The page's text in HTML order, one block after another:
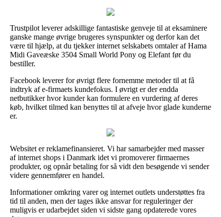
Trustpilot leverer adskillige fantastiske genveje til at eksaminere
ganske mange øvrige brugeres synspunkter og derfor kan det
være til hjælp, at du tjekker internet selskabets omtaler af Hama
Midi Gaveæske 3504 Small World Pony og Elefant før du
bestiller.
Facebook leverer for øvrigt flere fornemme metoder til at få
indtryk af e-firmaets kundefokus. I øvrigt er der endda
netbutikker hvor kunder kan formulere en vurdering af deres
køb, hvilket tilmed kan benyttes til at afveje hvor glade kunderne
er.
Websitet er reklamefinansieret. Vi har samarbejder med masser
af internet shops i Danmark idet vi promoverer firmaernes
produkter, og opnår betaling for så vidt den besøgende vi sender
videre gennemfører en handel.
Informationer omkring varer og internet outlets understøttes fra
tid til anden, men der tages ikke ansvar for reguleringer der
muligvis er udarbejdet siden vi sidste gang opdaterede vores